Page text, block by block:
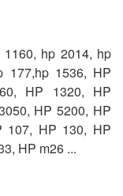
hp 2014, hp
177,hp 1536, HP
HP 1320, HP
HP 5200, HP
107, HP 130, HP
HP m26 ...